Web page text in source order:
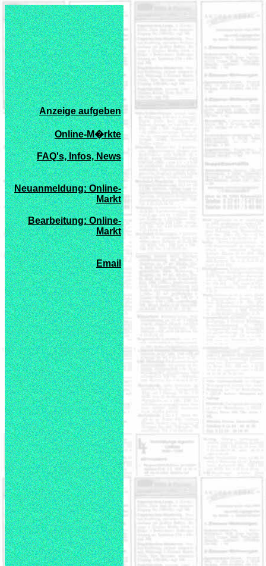
xxxxxxxxxxxxxxxxxxxxxxxxx
Anzeige aufgeben
xxxx
Online-M�rkte
xxxx
FAQ's, Infos, News
xx
xx
Neuanmeldung: Online-
Markt
xxxx
Bearbeitung: Online-
Markt
xx
xx
Email